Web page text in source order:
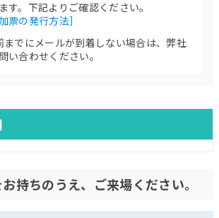
す。下記よりご確認ください。
加票の発行方法］
までにメールが到着しない場合は、弊社
い合わせください。
持ちのうえ、ご来場ください。